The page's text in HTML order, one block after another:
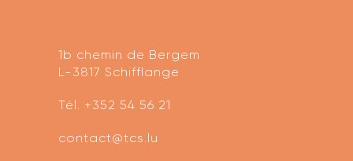
1b chemin de Bergem
L-3817 Schifflange
Tél. +352 54 56 21
contact@tcs.lu